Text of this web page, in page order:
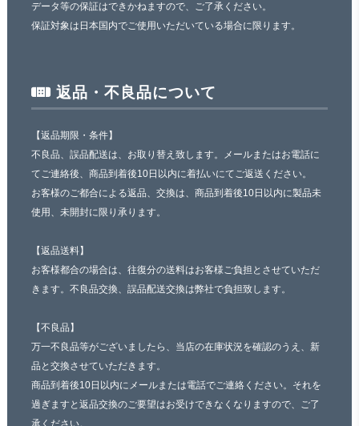
データ等の保証はできかねますので、ご了承ください。
保証対象は日本国内でご使用いただいている場合に限ります。
返品・不良品について
【返品期限・条件】
不良品、誤品配送は、お取り替え致します。メールまたはお電話に
てご連絡後、商品到着後10日以内に着払いにてご返送ください。
お客様のご都合による返品、交換は、商品到着後10日以内に製品未
使用、未開封に限り承ります。
【返品送料】
お客様都合の場合は、往復分の送料はお客様ご負担とさせていただ
きます。不良品交換、誤品配送交換は弊社で負担致します。
【不良品】
万一不良品等がございましたら、当店の在庫状況を確認のうえ、新
品と交換させていただきます。
商品到着後10日以内にメールまたは電話でご連絡ください。それを
過ぎますと返品交換のご要望はお受けできなくなりますので、ご了
承ください。